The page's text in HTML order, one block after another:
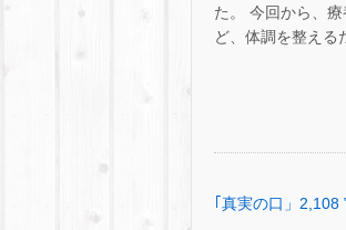
た。 今回から、
ど、体調を整える
｢真実の口」